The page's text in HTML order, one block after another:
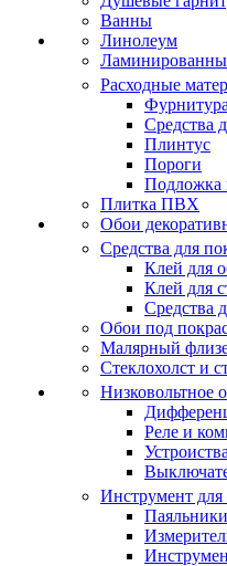
Ванны
Линолеум
Расходные
Средства
Плинтус
Пороги
Подложка
Плитка ПВХ
Обои
Средства для
Клей для
Клей для
Средства
Обои под
Малярный
Стеклохолст и
Низковольтное
Реле и
Инструмент
Паяльники